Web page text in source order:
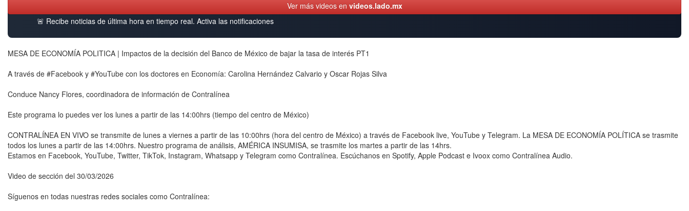
Ver más videos en videos.lado.mx
🚨 Recibe noticias de última hora en tiempo real. Activa las notificaciones
MESA DE ECONOMÍA POLITICA | Impactos de la decisión del Banco de México de bajar la tasa de interés PT1
A través de #Facebook y #YouTube con los doctores en Economía: Carolina Hernández Calvario y Oscar Rojas Silva
Conduce Nancy Flores, coordinadora de información de Contralínea
Este programa lo puedes ver los lunes a partir de las 14:00hrs (tiempo del centro de México)
CONTRALÍNEA EN VIVO se transmite de lunes a viernes a partir de las 10:00hrs (hora del centro de México) a través de Facebook live, YouTube y Telegram. La MESA DE ECONOMÍA POLÍTICA se trasmite
todos los lunes a partir de las 14:00hrs. Nuestro programa de análisis, AMÉRICA INSUMISA, se trasmite los martes a partir de las 14hrs.
Estamos en Facebook, YouTube, Twitter, TikTok, Instagram, Whatsapp y Telegram como Contralínea. Escúchanos en Spotify, Apple Podcast e Ivoox como Contralínea Audio.
Video de sección del 30/03/2026
Síguenos en todas nuestras redes sociales como Contralínea: